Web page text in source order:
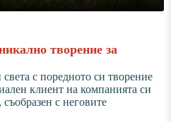
творение за
с поредното си творение
клиент на компанията си
с неговите